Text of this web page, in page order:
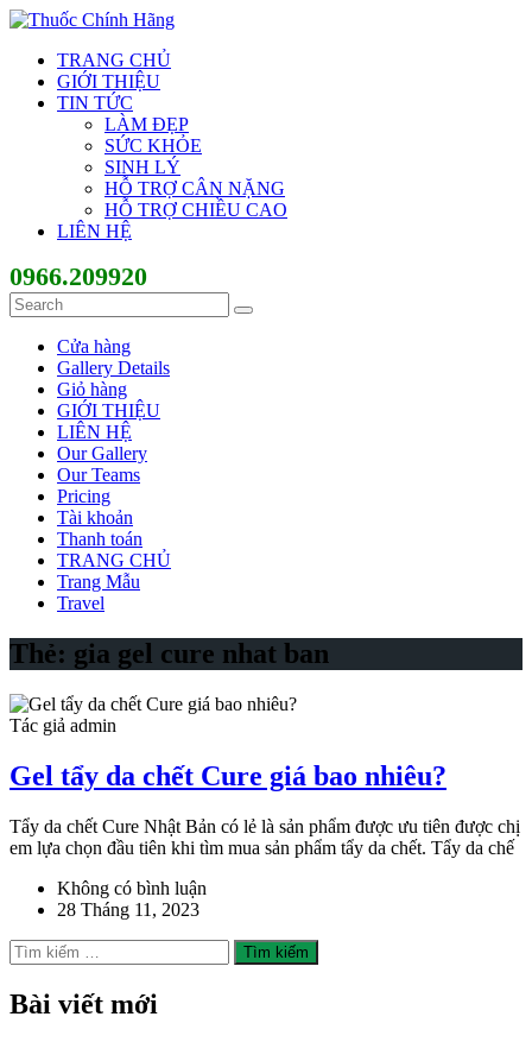
TRANG CHỦ
GIỚI THIỆU
TIN TỨC
LÀM ĐẸP
SỨC KHỎE
SINH LÝ
HỖ TRỢ CÂN NẶNG
HỖ TRỢ CHIỀU CAO
LIÊN HỆ
0966.209920
Cửa hàng
Gallery Details
Giỏ hàng
GIỚI THIỆU
LIÊN HỆ
Our Gallery
Our Teams
Pricing
Tài khoản
Thanh toán
TRANG CHỦ
Trang Mẫu
Travel
Thẻ: gia gel cure nhat ban
Tác giả admin
Gel tẩy da chết Cure giá bao nhiêu?
Tẩy da chết Cure Nhật Bản có lẻ là sản phẩm được ưu tiên được chị
em lựa chọn đầu tiên khi tìm mua sản phẩm tẩy da chết. Tẩy da chế
Không có bình luận
28 Tháng 11, 2023
Tìm
kiếm
cho:
Bài viết mới